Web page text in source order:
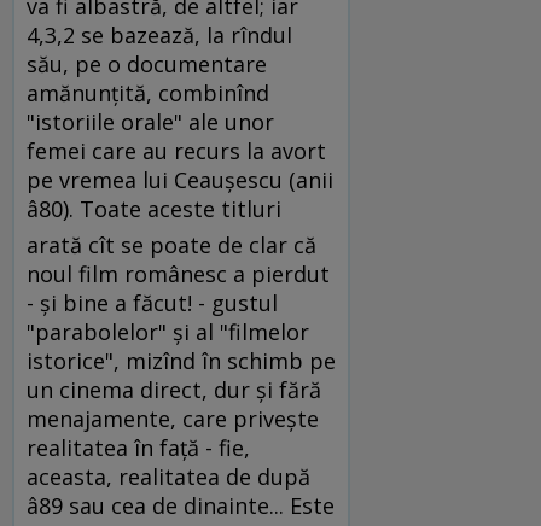
va fi albastră, de altfel; iar
4,3,2 se bazează, la rîndul
său, pe o documentare
amănunţită, combinînd
"istoriile orale" ale unor
femei care au recurs la avort
pe vremea lui Ceauşescu (anii
â80). Toate aceste titluri
arată cît se poate de clar că
noul film românesc a pierdut
- şi bine a făcut! - gustul
"parabolelor" şi al "filmelor
istorice", mizînd în schimb pe
un cinema direct, dur şi fără
menajamente, care priveşte
realitatea în faţă - fie,
aceasta, realitatea de după
â89 sau cea de dinainte... Este